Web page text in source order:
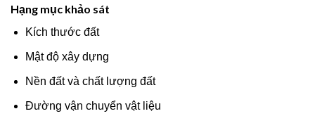
Hạng mục khảo sát
Kích thước đất
Mật độ xây dựng
Nền đất và chất lượng đất
Đường vận chuyển vật liệu